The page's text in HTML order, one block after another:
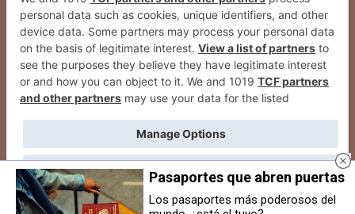
Pasaportes que abren puertas
Los pasaportes más poderosos del